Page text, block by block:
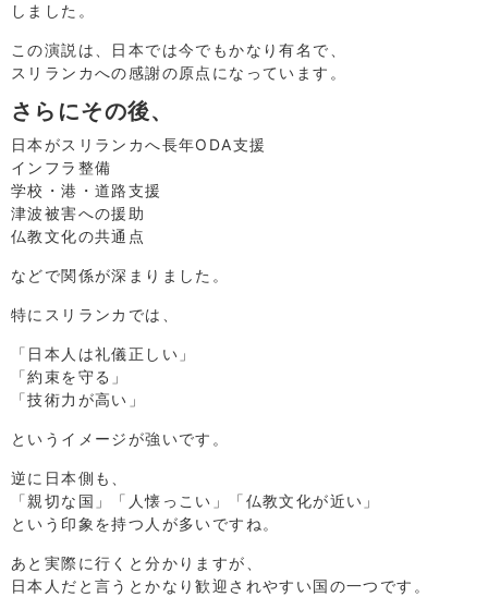
しました。
この演説は、日本では今でもかなり有名で、
スリランカへの感謝の原点になっています。
さらにその後、
日本がスリランカへ長年ODA支援
インフラ整備
学校・港・道路支援
津波被害への援助
仏教文化の共通点
などで関係が深まりました。
特にスリランカでは、
「日本人は礼儀正しい」
「約束を守る」
「技術力が高い」
というイメージが強いです。
逆に日本側も、
「親切な国」「人懐っこい」「仏教文化が近い」
という印象を持つ人が多いですね。
あと実際に行くと分かりますが、
日本人だと言うとかなり歓迎されやすい国の一つです。